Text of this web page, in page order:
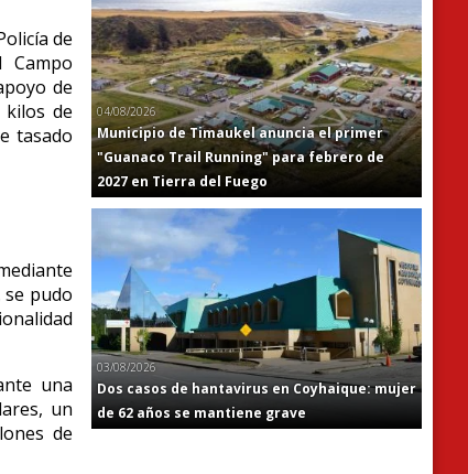
de
Campo
de
de
tasado
pudo
una
un
de
04/08/2026
Municipio de Timaukel anuncia el primer
"Guanaco Trail Running" para febrero de
2027 en Tierra del Fuego
03/08/2026
Dos casos de hantavirus en Coyhaique: mujer
de 62 años se mantiene grave